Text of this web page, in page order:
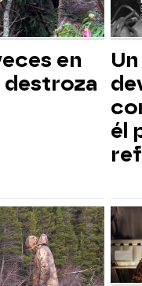
en
destroza
él